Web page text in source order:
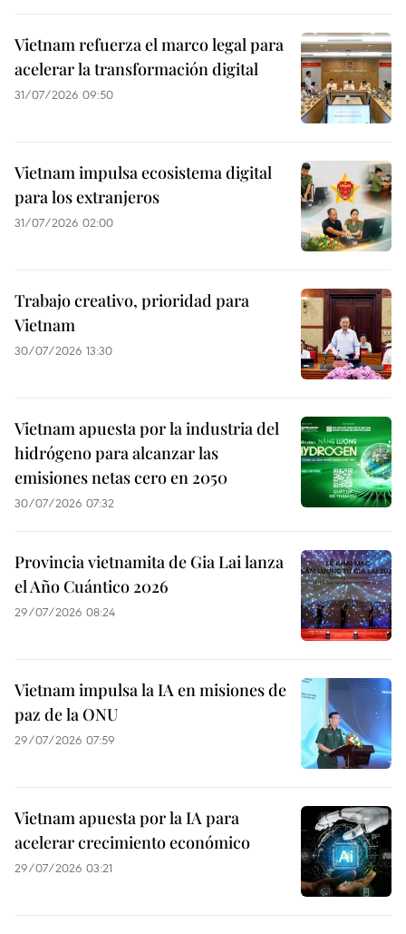
Vietnam refuerza el marco legal para
acelerar la transformación digital
31/07/2026 09:50
Vietnam impulsa ecosistema digital
para los extranjeros
31/07/2026 02:00
Trabajo creativo, prioridad para
Vietnam
30/07/2026 13:30
Vietnam apuesta por la industria del
hidrógeno para alcanzar las
emisiones netas cero en 2050
30/07/2026 07:32
Provincia vietnamita de Gia Lai lanza
el Año Cuántico 2026
29/07/2026 08:24
Vietnam impulsa la IA en misiones de
paz de la ONU
29/07/2026 07:59
Vietnam apuesta por la IA para
acelerar crecimiento económico
29/07/2026 03:21